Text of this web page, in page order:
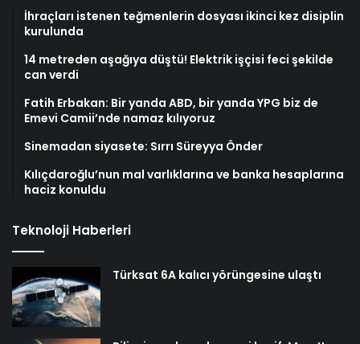
İhraçları istenen teğmenlerin dosyası ikinci kez disiplin
kurulunda
14 metreden aşağıya düştü! Elektrik işçisi feci şekilde
can verdi
Fatih Erbakan: Bir yanda ABD, bir yanda YPG biz de
Emevi Camii’nde namaz kılıyoruz
Sinemadan siyasete: Sırrı Süreyya Önder
Kılıçdaroğlu’nun mal varlıklarına ve banka hesaplarına
haciz konuldu
Teknoloji Haberleri
Türksat 6A kalıcı yörüngesine ulaştı